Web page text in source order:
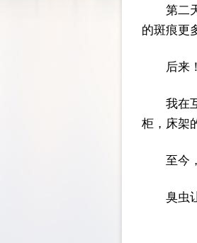
第二
的斑痕更
后来
我在
柜，床架
至今
臭虫